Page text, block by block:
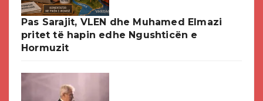
Pas Sarajit, VLEN dhe Muhamed Elmazi
pritet të hapin edhe Ngushticën e
Hormuzit